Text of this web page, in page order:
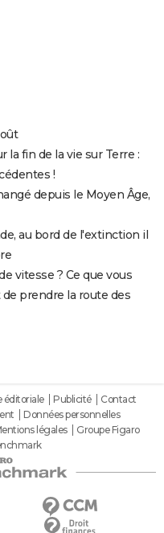
la fin de la vie sur Terre :
!
depuis le Moyen Âge,
au bord de l'extinction il
vitesse ? Ce que vous
prendre la route des
éditoriale Publicité
Contact
Données personnelles
légales
Groupe Figaro